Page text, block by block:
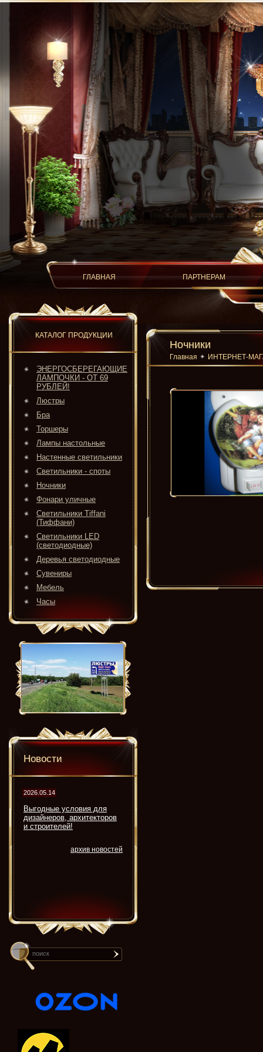
ГЛАВНАЯ ПАРТНЕРАМ
КАТАЛОГ ПРОДУКЦИИ
ЭНЕРГОСБЕРЕГАЮЩИЕ
ЛАМПОЧКИ - ОТ 69
РУБЛЕЙ!
Люстры
Бра
Торшеры
Лампы настольные
Настенные светильники
Светильники - споты
Ночники
Фонари уличные
Светильники Tiffani
(Тиффани)
Светильники LED
(светодиодные)
Деревья светодиодные
Сувениры
Мебель
Часы
Новости
2026.05.14
Выгодные условия для
дизайнеров, архитекторов
и строителей!
архив новостей
Ночники
Главная ИНТЕРНЕТ-